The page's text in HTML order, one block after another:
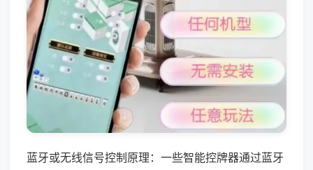
蓝牙或无线信号控制原理：一些智能控牌器通过蓝牙